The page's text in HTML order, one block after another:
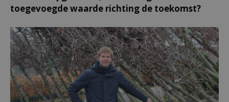
toegevoegde waarde richting de toekomst?